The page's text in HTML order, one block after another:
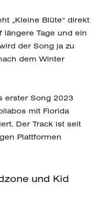
„Kleine Blüte“ direkt
längere Tage und ein
der Song ja zu
dem Winter
erster Song 2023
mit Florida
Der Track ist seit
Plattformen
und Kid